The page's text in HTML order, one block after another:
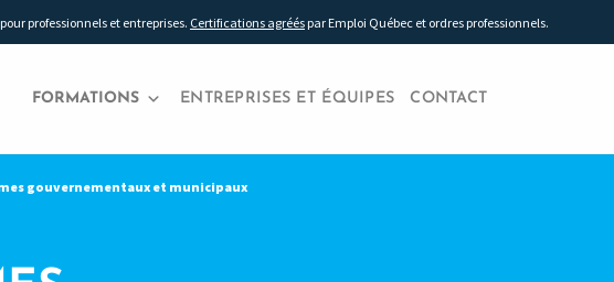
pour professionnels et entreprises. Certifications agréés par Emploi Québec et ordres professionnels.
FORMATIONS ENTREPRISES ET ÉQUIPES CONTACT
gouvernementaux et municipaux